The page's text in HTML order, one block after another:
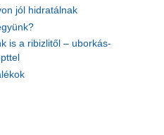
jól hidratálnak
is a ribizlitől – uborkás-